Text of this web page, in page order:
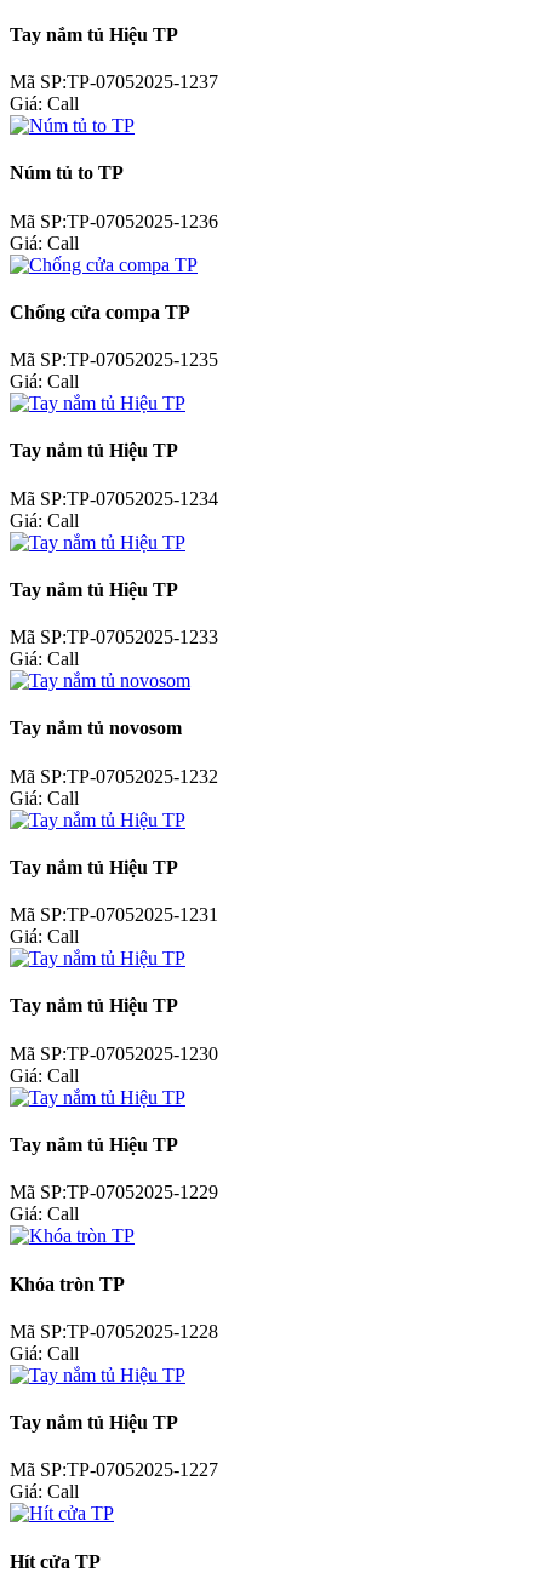
Tay nắm tủ Hiệu TP
Mã SP:TP-07052025-1237
Giá: Call
Núm tủ to TP
Mã SP:TP-07052025-1236
Giá: Call
Chống cửa compa TP
Mã SP:TP-07052025-1235
Giá: Call
Tay nắm tủ Hiệu TP
Mã SP:TP-07052025-1234
Giá: Call
Tay nắm tủ Hiệu TP
Mã SP:TP-07052025-1233
Giá: Call
Tay nắm tủ novosom
Mã SP:TP-07052025-1232
Giá: Call
Tay nắm tủ Hiệu TP
Mã SP:TP-07052025-1231
Giá: Call
Tay nắm tủ Hiệu TP
Mã SP:TP-07052025-1230
Giá: Call
Tay nắm tủ Hiệu TP
Mã SP:TP-07052025-1229
Giá: Call
Khóa tròn TP
Mã SP:TP-07052025-1228
Giá: Call
Tay nắm tủ Hiệu TP
Mã SP:TP-07052025-1227
Giá: Call
Hít cửa TP